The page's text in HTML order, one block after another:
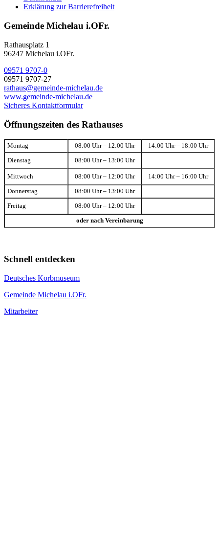
Erklärung zur Barrierefreiheit
Gemeinde Michelau i.OFr.
Rathausplatz 1
96247 Michelau i.OFr.
09571 9707-0
09571 9707-27
rathaus@gemeinde-michelau.de
www.gemeinde-michelau.de
Sicheres Kontaktformular
Öffnungszeiten des Rathauses
Montag 08:00 Uhr – 12:00 Uhr 14:00 Uhr – 18:00 Uhr
Dienstag 08:00 Uhr – 13:00 Uhr
Mittwoch 08:00 Uhr – 12:00 Uhr 14:00 Uhr – 16:00 Uhr
Donnerstag 08:00 Uhr – 13:00 Uhr
Freitag 08:00 Uhr – 12:00 Uhr
oder nach Vereinbarung
Schnell entdecken
Deutsches Korbmuseum
Gemeinde Michelau i.OFr.
Mitarbeiter